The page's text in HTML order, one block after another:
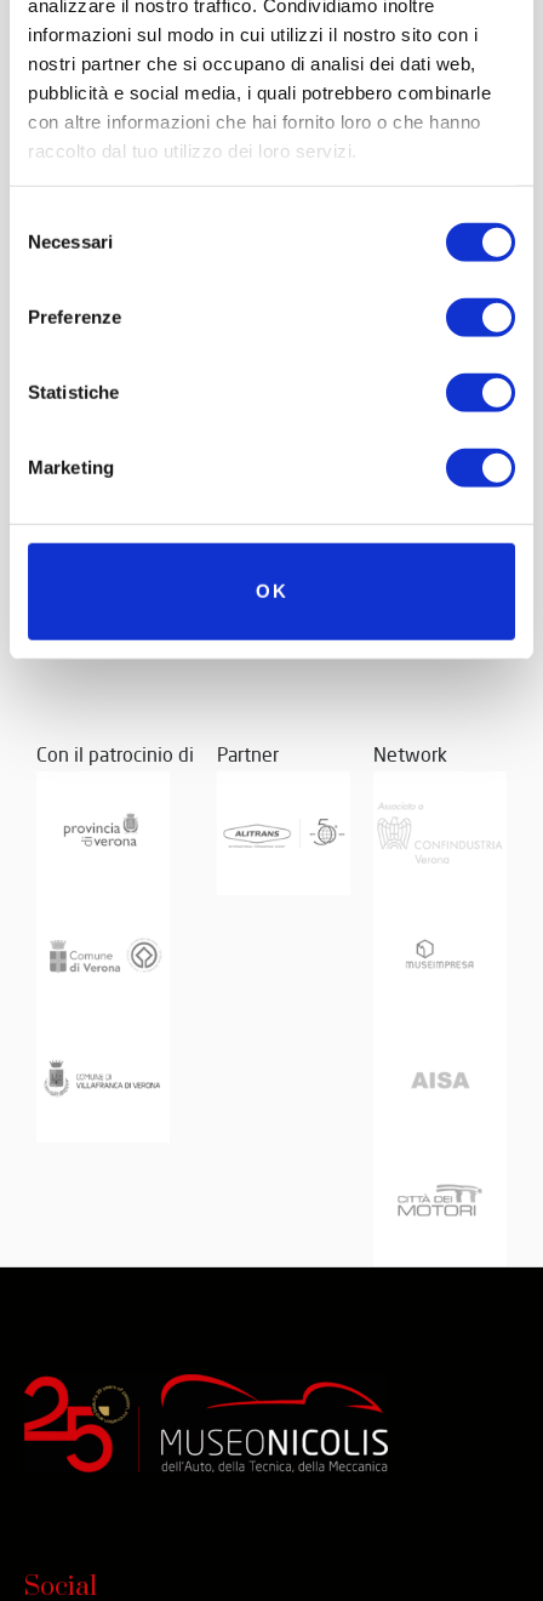
analizzare il nostro traffico. Condividiamo inoltre
informazioni sul modo in cui utilizzi il nostro sito con i
nostri partner che si occupano di analisi dei dati web,
pubblicità e social media, i quali potrebbero combinarle
con altre informazioni che hai fornito loro o che hanno
raccolto dal tuo utilizzo dei loro servizi.
delNecessari
Preferenze
Statistiche
Marketing
OK
Con il patrocinio di Partner Network
Social